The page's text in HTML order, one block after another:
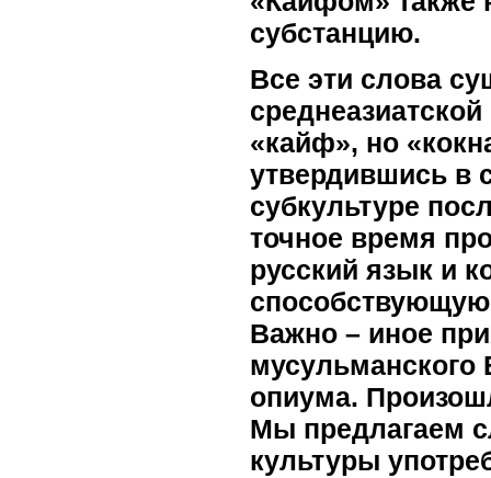
субстанцию.
Все эти слова
«кайф», но
утвердившись в
субкультуре
точное время
русский язык и
способствующую
Важно – иное
мусульманского
опиума.
Мы предлагаем
культуры